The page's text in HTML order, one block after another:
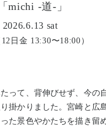
michi -道-」
sat
日金 13:30〜18:00）
って、背伸びせず、今の
掛かりました。宮崎と広
た景色やかたちを描き留